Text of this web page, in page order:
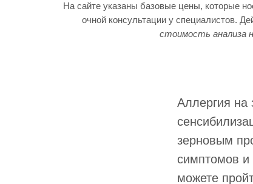
На сайте указаны базовые цены, которые
очной консультации у специалистов.
стоимость анализа
Аллергия
зерновым
симптомов
можете